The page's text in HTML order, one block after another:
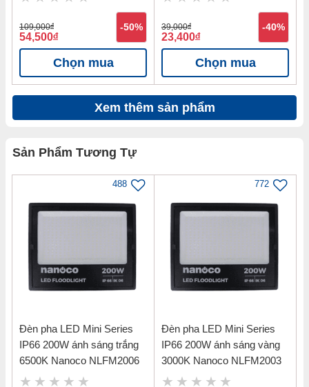
109,000đ
54,500đ
-50%
Chọn mua
39,000đ
23,400đ
-40%
Chọn mua
Xem thêm sản phẩm
Sản Phẩm Tương Tự
488
Đèn pha LED Mini Series
IP66 200W ánh sáng trắng
6500K Nanoco NLFM2006
772
Đèn pha LED Mini Series
IP66 200W ánh sáng vàng
3000K Nanoco NLFM2003